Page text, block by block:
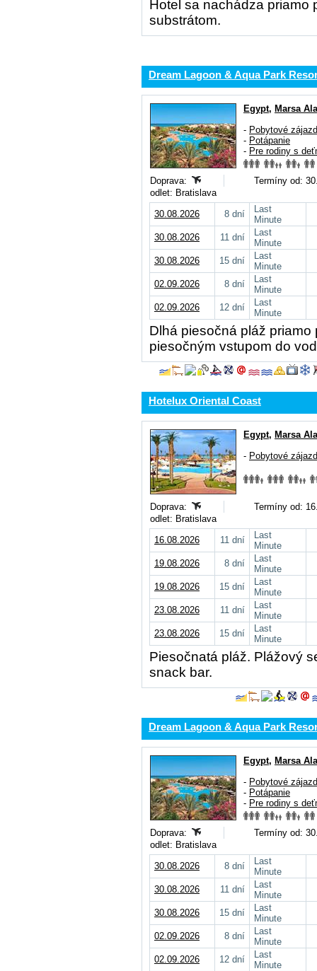
Hotel sa nachádza
substrátom.
Dream Lagoon & Aqua Park
Egypt, Marsa
- Pobytové
- Potápanie
- Pre rodiny s
Doprava:
Termíny od:
odlet: Bratislava
30.08.2026
8 dní
Last
Minute
30.08.2026
11 dní
Last
Minute
30.08.2026
15 dní
Last
Minute
02.09.2026
8 dní
Last
Minute
02.09.2026
12 dní
Last
Minute
Dlhá piesočná pláž
piesočným vstupom do
Hotelux Oriental Coast
Egypt, Marsa
- Pobytové
Doprava:
Termíny od:
odlet: Bratislava
16.08.2026
11 dní
Last
Minute
19.08.2026
8 dní
Last
Minute
19.08.2026
15 dní
Last
Minute
23.08.2026
11 dní
Last
Minute
23.08.2026
15 dní
Last
Minute
Piesočnatá pláž. Plážový
snack bar.
Dream Lagoon & Aqua Park
Egypt, Marsa
- Pobytové
- Potápanie
- Pre rodiny s
Doprava:
Termíny od:
odlet: Bratislava
30.08.2026
8 dní
Last
Minute
30.08.2026
11 dní
Last
Minute
30.08.2026
15 dní
Last
Minute
02.09.2026
8 dní
Last
Minute
02.09.2026
12 dní
Last
Minute